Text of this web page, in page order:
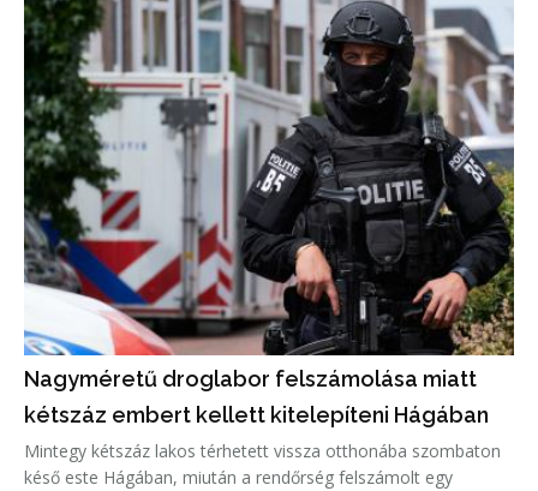
Nagyméretű droglabor felszámolása miatt
kétszáz embert kellett kitelepíteni Hágában
Mintegy kétszáz lakos térhetett vissza otthonába szombaton
késő este Hágában, miután a rendőrség felszámolt egy